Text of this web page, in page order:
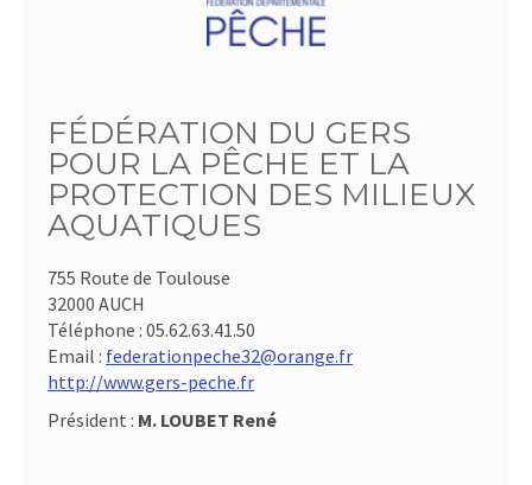
FÉDÉRATION DU GERS
POUR LA PÊCHE ET LA
PROTECTION DES MILIEUX
AQUATIQUES
755 Route de Toulouse
32000 AUCH
Téléphone : 05.62.63.41.50
Email : federationpeche32@orange.fr
http://www.gers-peche.fr
Président : M. LOUBET René